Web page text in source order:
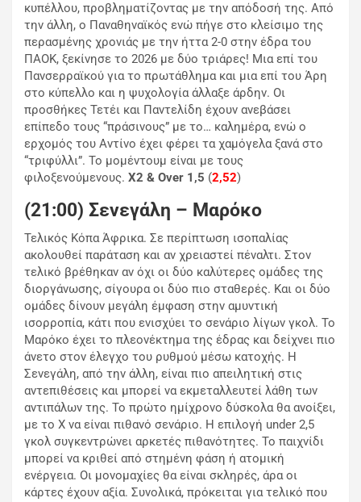
κυπέλλου, προβληματίζοντας με την απόδοσή της. Από
την άλλη, ο Παναθηναϊκός ενώ πήγε στο κλείσιμο της
περασμένης χρονιάς με την ήττα 2-0 στην έδρα του
ΠΑΟΚ, ξεκίνησε το 2026 με δύο τριάρες! Μια επί του
Πανσερραϊκού για το πρωτάθλημα και μια επί του Άρη
στο κύπελλο και η ψυχολογία άλλαξε άρδην. Οι
προσθήκες Τετέι και Παντελίδη έχουν ανεβάσει
επίπεδο τους “πράσινους” με το… καλημέρα, ενώ ο
ερχομός του Αντίνο έχει φέρει τα χαμόγελα ξανά στο
“τριφύλλι”. Το μομέντουμ είναι με τους
φιλοξενούμενους. Χ2 & Over 1,5 (2,52)
(21:00) Σενεγάλη – Μαρόκο
Τελικός Κόπα Άφρικα. Σε περίπτωση ισοπαλίας
ακολουθεί παράταση και αν χρειαστεί πέναλτι. Στον
τελικό βρέθηκαν αν όχι οι δύο καλύτερες ομάδες της
διοργάνωσης, σίγουρα οι δύο πιο σταθερές. Και οι δύο
ομάδες δίνουν μεγάλη έμφαση στην αμυντική
ισορροπία, κάτι που ενισχύει το σενάριο λίγων γκολ. Το
Μαρόκο έχει το πλεονέκτημα της έδρας και δείχνει πιο
άνετο στον έλεγχο του ρυθμού μέσω κατοχής. Η
Σενεγάλη, από την άλλη, είναι πιο απειλητική στις
αντεπιθέσεις και μπορεί να εκμεταλλευτεί λάθη των
αντιπάλων της. Το πρώτο ημίχρονο δύσκολα θα ανοίξει,
με το Χ να είναι πιθανό σενάριο. Η επιλογή under 2,5
γκολ συγκεντρώνει αρκετές πιθανότητες. Το παιχνίδι
μπορεί να κριθεί από στημένη φάση ή ατομική
ενέργεια. Οι μονομαχίες θα είναι σκληρές, άρα οι
κάρτες έχουν αξία. Συνολικά, πρόκειται για τελικό που